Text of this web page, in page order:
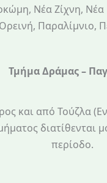
Νέα Ζίχνη, Νέα
Ορεινή, Παραλίμνιο,
Τμήμα Δράμας –
και από Τούζλα
διατίθενται
περίοδο.